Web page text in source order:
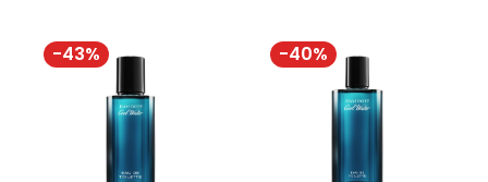
-43% -40%